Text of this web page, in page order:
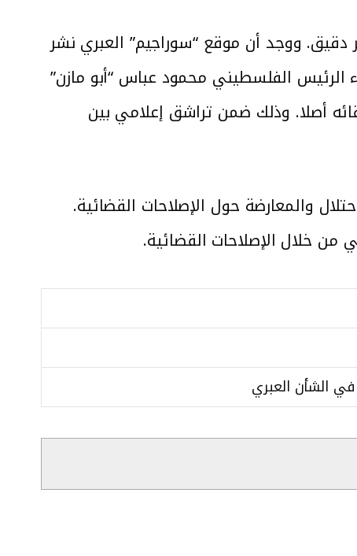
ووجد أن موقع “سوراجيم” العبري نشر
الرئيس الفلسطيني محمود عباس “أبو مازن”
أصلا. وذلك ضمن تراشق إعلامي بين
والمعارضة حول الإصلاحات القضائية.
من خلال الإصلاحات القضائية.
الشأن العبري